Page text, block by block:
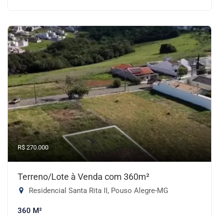
R$ 270.000
Terreno/Lote à Venda com 360m²
Residencial Santa Rita II, Pouso Alegre-MG
360 M²